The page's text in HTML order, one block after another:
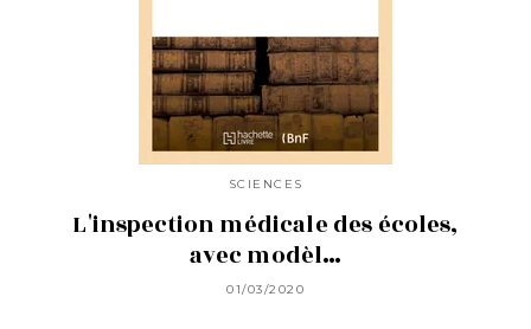
SCIENCES
L'inspection médicale des écoles,
avec modèl…
01/03/2020